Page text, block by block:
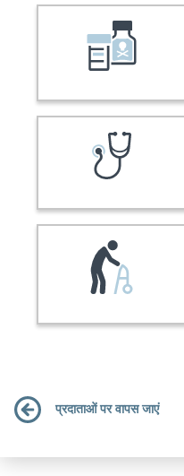
प्रदाताओं पर वापस जाएं